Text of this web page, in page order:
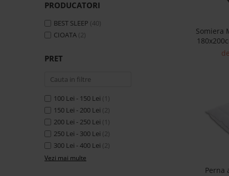
Banchete Dormitor
Mobilier de exterior
Scaune Dining
Fotolii si Demifotolii
Claudie Design
Scaune Dining
Scaune Bar
Fotolii si Demifotolii
PRODUCATORI
BEST SLEEP (40)
CIOATA (2)
PRET
100 Lei - 150 Lei (1)
150 Lei - 200 Lei (2)
200 Lei - 250 Lei (1)
250 Lei - 300 Lei (2)
300 Lei - 400 Lei (2)
Vezi mai multe
Somiera
si
Perna